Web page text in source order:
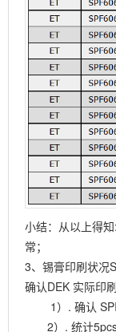
小结：从以上得
常；
3、锡膏印刷状况
确认DEK 实际印
1）. 确认 SPI
2）. 统计5pcs